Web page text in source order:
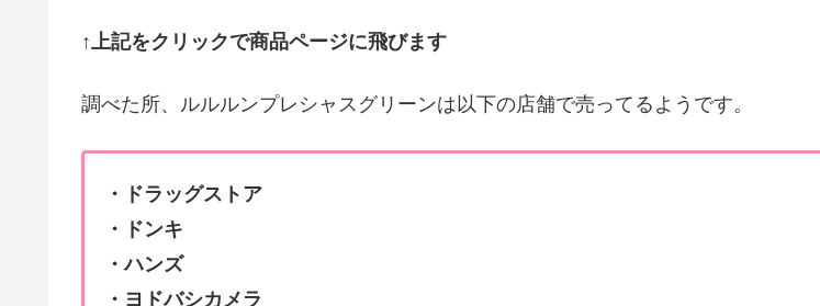
↑上記をクリックで商品ページに飛びます
調べた所、ルルルンプレシャスグリーンは以下の店舗で売ってるようです。
・ドラッグストア
・ドンキ
・ハンズ
・ヨドバシカメラ